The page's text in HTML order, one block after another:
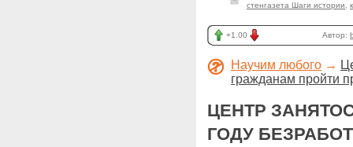
стенгазета Шаги истории
+1.00 Автор:
Научим любого →
гражданам пройти
ЦЕНТР
ГОДУ